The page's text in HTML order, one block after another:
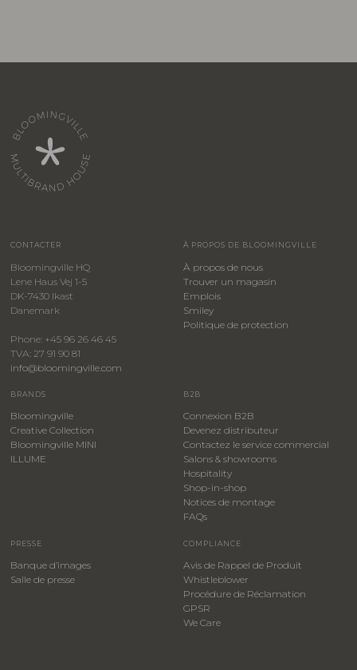
CONTACTER
Bloomingville HQ
Lene Haus Vej 1-5
DK-7430 Ikast
Danemark
Phone: +45 96 26 46 45
TVA: 27 91 90 81
info@bloomingville.com
À PROPOS DE BLOOMINGVILLE
À propos de nous
Trouver un magasin
Emplois
Smiley
​Politique de protection
BRANDS
Bloomingville
Creative Collection
Bloomingville MINI
ILLUME
B2B
Connexion B2B
Devenez distributeur
Contactez le service commercial
Salons & showrooms
Hospitality
​Shop-in-shop
Notices de montage
FAQs
PRESSE
Banque d’images
Salle de presse
COMPLIANCE
Avis de Rappel de Produit
Whistleblower
​Procédure de Réclamation
GPSR
We Care